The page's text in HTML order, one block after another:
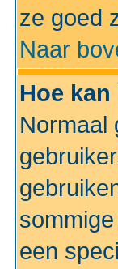
ze goed
Naar
Hoe
Normaal
een